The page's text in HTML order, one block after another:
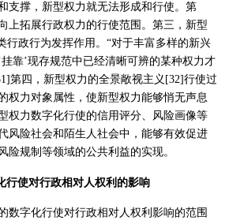
支撑，新型权力就无法形成和行使。第
上拓展行政权力的行使范围。第三，新型
行政行为发挥作用。“对于丰富多样的新兴
靠’现存规范中已经清晰可辨的某种权力才
第四，新型权力的全景敞视主义[32]行使过
权力对象属性，使新型权力能够悄无声息
权力数字化行使的信用评分、风险画像等
风险社会和陌生人社会中，能够有效促进
险规制等领域的公共利益的实现。
行使对行政相对人权利的影响
数字化行使对行政相对人权利影响的范围